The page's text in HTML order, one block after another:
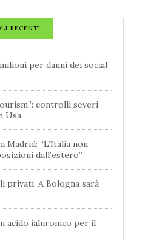
RECENTI
per danni dei social
controlli severi
Usa
Madrid: “L’Italia non
dall’estero”
privati. A Bologna sarà
acido ialuronico per il